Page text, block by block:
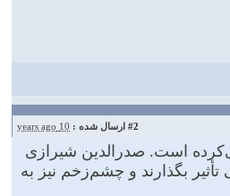
#2 ارسال شده : 10 years ago
است. صدرالدین شیرازى
بگذارند و چشم‌زخم نیز به